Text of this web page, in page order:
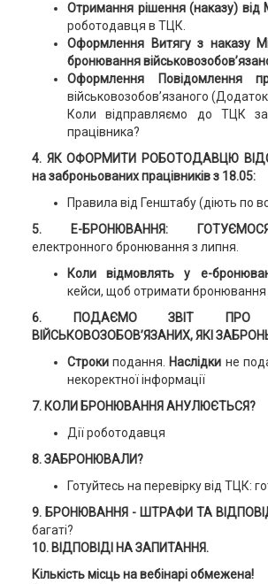
Отримання рішення (наказу) від
роботодавця в ТЦК.
Оформлення Витягу з наказу
бронювання
Оформлення Повідомлення
військовозобов’язаного
Коли відправляємо до ТЦК за
працівника?
4. ЯК ОФОРМИТИ РОБОТОДАВЦЮ
на заброньованих працівників з 18.05:
Правила від Генштабу (діють по
5. Е-БРОНЮВАННЯ:
електронного бронювання з липня.
Коли відмовлять у е-
кейси, щоб отримати бронювання
6. ПОДАЄМО ЗВІТ ПРО
ВІЙСЬКОВОЗОБОВ’ЯЗАНИХ, ЯКІ
Строкиподання. Наслідки не
некоректної інформації
7. КОЛИ БРОНЮВАННЯ АНУЛЮЄТЬСЯ?
Дії роботодавця
8. ЗАБРОНЮВАЛИ?
Готуйтесь на перевірку від ТЦК:
9. БРОНЮВАННЯ - ШТРАФИ ТА
багаті?
10. ВІДПОВІДІ НА ЗАПИТАННЯ.
Кількість місць на вебінарі обмежена!